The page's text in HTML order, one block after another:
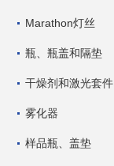
Marathon灯丝
瓶、瓶盖和隔垫
干燥剂和激光套件
雾化器
样品瓶、盖垫